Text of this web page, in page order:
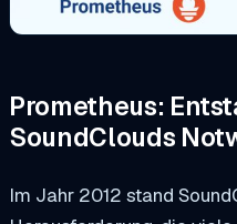
Prometheus:
SoundClouds
Im Jahr 2012 stand